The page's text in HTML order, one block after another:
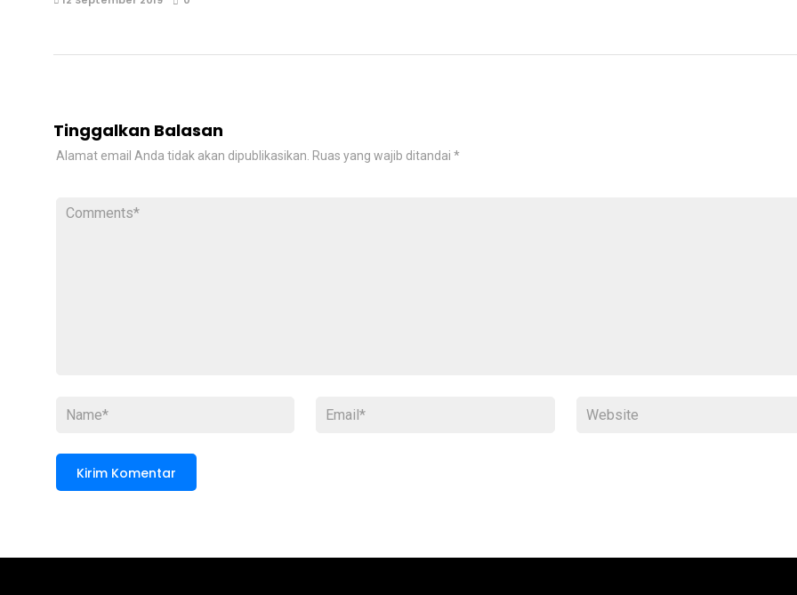
Tinggalkan Balasan
Alamat email Anda tidak akan dipublikasikan. Ruas yang wajib ditandai *